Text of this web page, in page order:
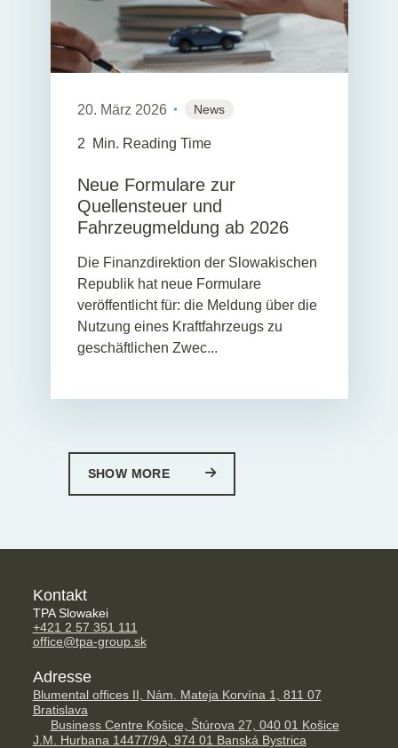
20. März 2026 News
2 Min. Reading Time
Neue Formulare zur
Quellensteuer und
Fahrzeugmeldung ab 2026
Die Finanzdirektion der Slowakischen
Republik hat neue Formulare
veröffentlicht für: die Meldung über die
Nutzung eines Kraftfahrzeugs zu
geschäftlichen Zwec...
SHOW MORE
Kontakt
TPA Slowakei
+421 2 57 351 111
office@tpa-group.sk
Adresse
Blumental offices II, Nám. Mateja Korvína 1, 811 07
Bratislava
Business Centre Košice, Štúrova 27, 040 01 Košice
J.M. Hurbana 14477/9A, 974 01 Banská Bystrica